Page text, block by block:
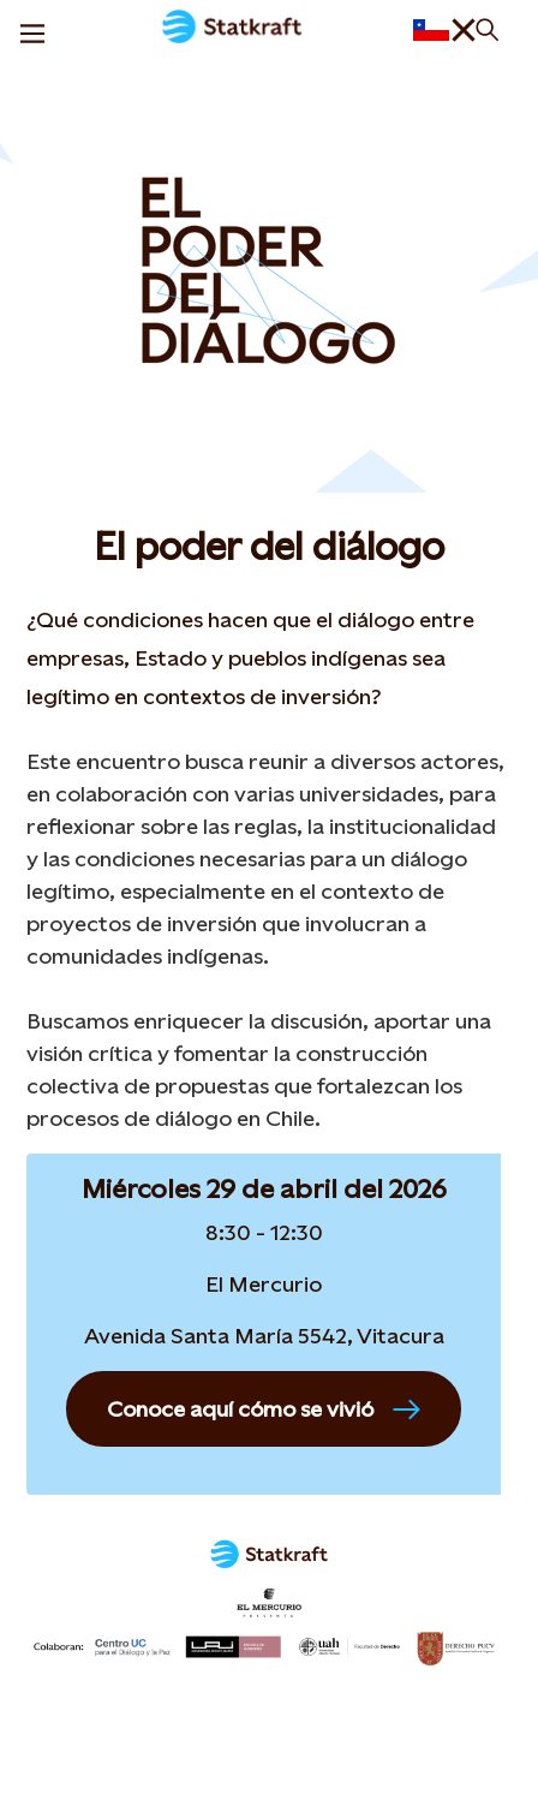
El poder del diálogo
¿Qué condiciones hacen que el diálogo entre
empresas, Estado y pueblos indígenas sea
legítimo en contextos de inversión?
Este encuentro busca reunir a diversos actores,
en colaboración con varias universidades, para
reflexionar sobre las reglas, la institucionalidad
y las condiciones necesarias para un diálogo
legítimo, especialmente en el contexto de
proyectos de inversión que involucran a
comunidades indígenas.
Buscamos enriquecer la discusión, aportar una
visión crítica y fomentar la construcción
colectiva de propuestas que fortalezcan los
procesos de diálogo en Chile.
Miércoles 29 de abril del 2026
8:30 - 12:30
El Mercurio
Avenida Santa María 5542, Vitacura
Conoce aquí cómo se vivió